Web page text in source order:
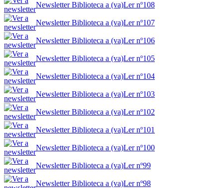
Newsletter Biblioteca a (va)Ler nº108
Newsletter Biblioteca a (va)Ler nº107
Newsletter Biblioteca a (va)Ler nº106
Newsletter Biblioteca a (va)Ler nº105
Newsletter Biblioteca a (va)Ler nº104
Newsletter Biblioteca a (va)Ler nº103
Newsletter Biblioteca a (va)Ler nº102
Newsletter Biblioteca a (va)Ler nº101
Newsletter Biblioteca a (va)Ler nº100
Newsletter Biblioteca a (va)Ler nº99
Newsletter Biblioteca a (va)Ler nº98